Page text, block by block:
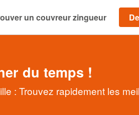
un couvreur zingueur
du temps !
: Trouvez rapidement les